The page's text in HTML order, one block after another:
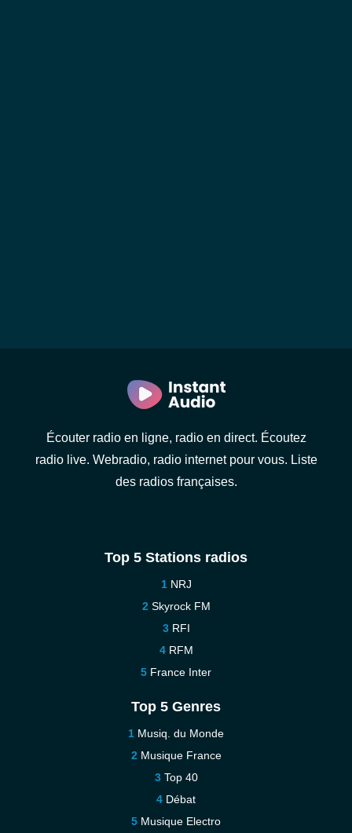
Écouter radio en ligne, radio en direct. Écoutez
radio live. Webradio, radio internet pour vous. Liste
des radios françaises.
Top 5 Stations radios
NRJ
Skyrock FM
RFI
RFM
France Inter
Top 5 Genres
Musiq. du Monde
Musique France
Top 40
Débat
Musique Electro